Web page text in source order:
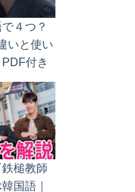
４つ？
いと使い
付き
槌教師
国語｜